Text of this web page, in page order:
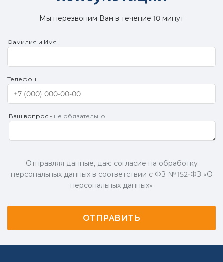
Мы перезвоним Вам в течение 10 минут
Фамилия и Имя
Телефон
Ваш вопрос - не обязательно
Отправляя данные, даю согласие на обработку
персональных данных в соответствии с ФЗ № 152-ФЗ «О
персональных данных»